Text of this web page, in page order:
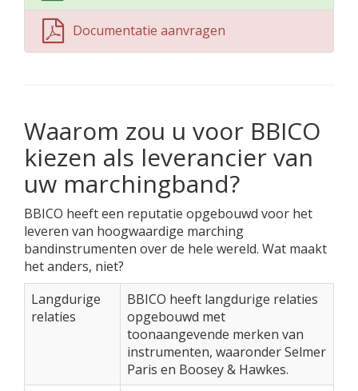
Documentatie aanvragen
Waarom zou u voor BBICO
kiezen als leverancier van
uw marchingband?
BBICO heeft een reputatie opgebouwd voor het
leveren van hoogwaardige marching
bandinstrumenten over de hele wereld. Wat maakt
het anders, niet?
Langdurige
relaties
BBICO heeft langdurige relaties
opgebouwd met
toonaangevende merken van
instrumenten, waaronder Selmer
Paris en Boosey & Hawkes.